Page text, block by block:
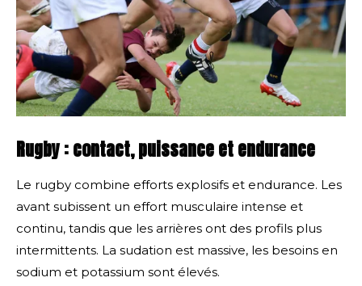
Rugby : contact, puissance et endurance
Le rugby combine efforts explosifs et endurance. Les
avant subissent un effort musculaire intense et
continu, tandis que les arrières ont des profils plus
intermittents. La sudation est massive, les besoins en
sodium et potassium sont élevés.